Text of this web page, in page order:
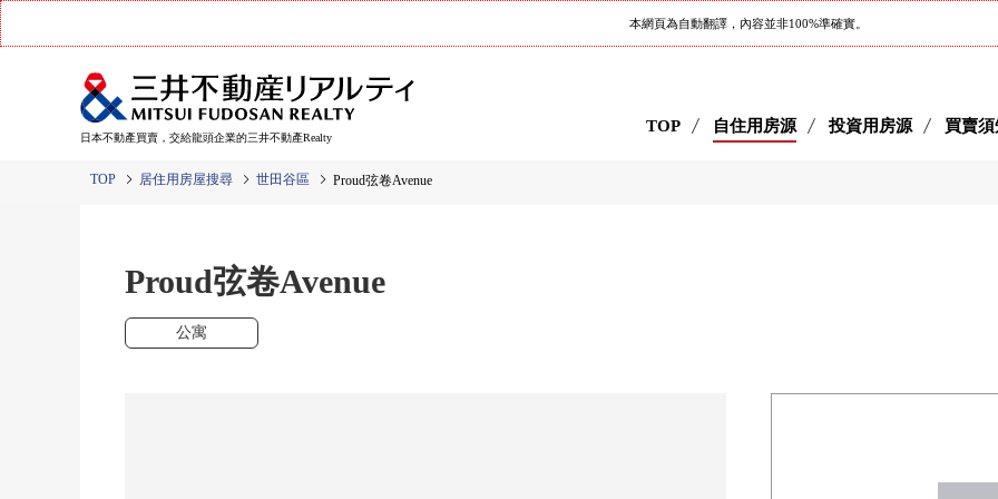
本網頁為自動翻譯，內容並非100%準確實。
日本不動產買賣，交給龍頭企業的三井不動產Realty
TOP 自住用房源 投資用房源 買賣須
TOP 居住用房屋搜尋 世田谷區 Proud弦卷Avenue
Proud弦卷Avenue
公寓